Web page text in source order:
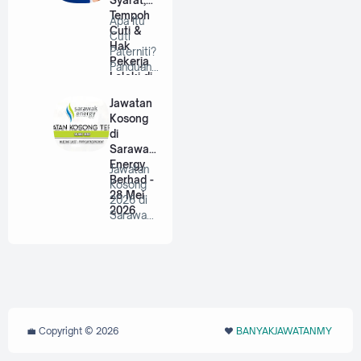
Tempoh
Cuti &
Hak
Pekerja
Lelaki di
Apa Itu
Cuti
Paterniti?
Panduan
Untuk
Bap…
Jawatan
Kosong
di
Sarawak
Energy
Berhad -
28 Mei
2026
Jawatan
Kosong
2026 di
Sarawak
💼 Copyright © 2026 ❤️‬ BANYAKJAWATANMY